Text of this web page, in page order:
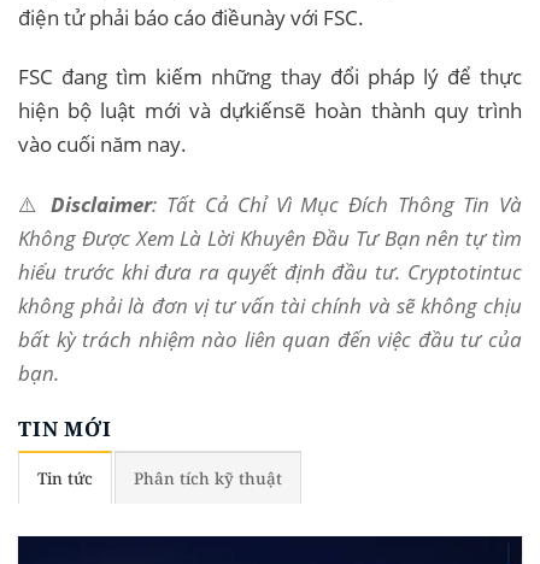
điện tử phải báo cáo điềunày với FSC.
FSC đang tìm kiếm những thay đổi pháp lý để thực
hiện bộ luật mới và dựkiến​​sẽ hoàn thành quy trình
vào cuối năm nay.
⚠️Disclaimer: Tất Cả Chỉ Vì Mục Đích Thông Tin Và
Không Được Xem Là Lời Khuyên Đầu Tư Bạn nên tự tìm
hiểu trước khi đưa ra quyết định đầu tư. Cryptotintuc
không phải là đơn vị tư vấn tài chính và sẽ không chịu
bất kỳ trách nhiệm nào liên quan đến việc đầu tư của
bạn.
TIN MỚI
Tin tức Phân tích kỹ thuật